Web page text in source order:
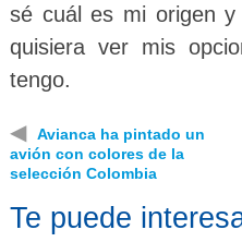
sé cuál es mi origen
quisiera ver mis
tengo.
◀
Avianca ha pintado un
avión con colores de la
selección Colombia
Te puede